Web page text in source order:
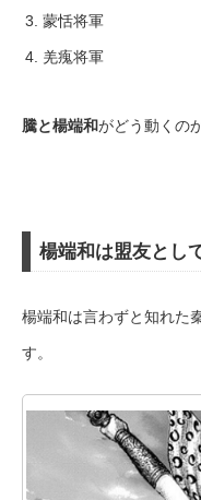
蒙恬将軍
羌瘣将軍
騰と楊端和がどう動くの
楊端和は盟友とし
楊端和は言わずと知れた
す。